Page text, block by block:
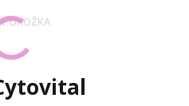
POKOŽKA